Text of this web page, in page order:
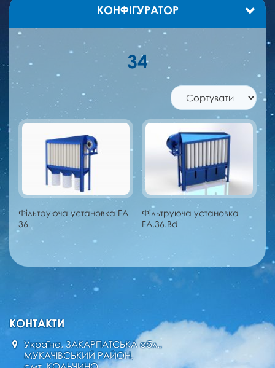
КОНФІГУРАТОР
34
Фільтруюча установка FA
36
Фільтруюча установка
FA.36.Bd
КОНТАКТИ
Україна, ЗАКАРПАТСЬКА обл.,
МУКАЧІВСЬКИЙ РАЙОН,